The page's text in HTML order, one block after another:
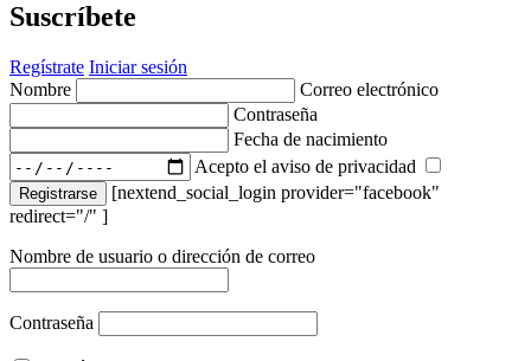
Suscríbete
Regístrate Iniciar sesión
Nombre
Correo electrónico
Contraseña
Fecha de nacimiento
Acepto el aviso de privacidad
Registrarse
[nextend_social_login provider="facebook"
redirect="/" ]
Nombre de usuario o dirección de correo
Contraseña